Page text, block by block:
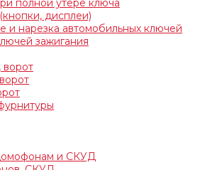
полной утере ключа
дисплеи)
и нарезка автомобильных ключей
зажигания
ворот
и СКУД